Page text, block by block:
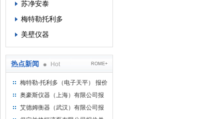
苏净安泰
梅特勒托利多
美壁仪器
热点新闻 Hot ROME+
梅特勒-托利多（电子天平） 报价
单
奥豪斯仪器（上海）有限公司报
价单
艾德姆衡器（武汉）有限公司报
价单